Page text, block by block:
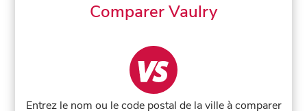
Comparer Vaulry
Entrez le nom ou le code postal de la ville à comparer